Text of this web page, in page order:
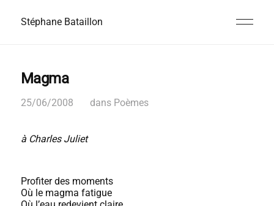
Stéphane Bataillon
Magma
25/06/2008 dans Poèmes
à Charles Juliet
Profiter des moments
Où le magma fatigue